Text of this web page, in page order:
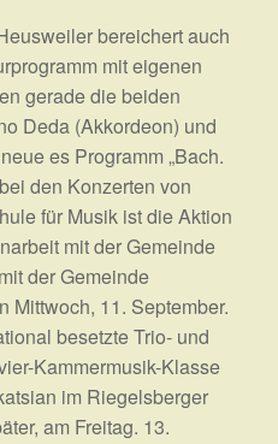
bereichert auch
mit eigenen
gerade die beiden
Deda (Akkordeon) und
es Programm „Bach.
den Konzerten von
für Musik ist die Aktion
mit der Gemeinde
der Gemeinde
Mittwoch, 11. September.
besetzte Trio- und
Kammermusik-Klasse
im Riegelsberger
am Freitag. 13.